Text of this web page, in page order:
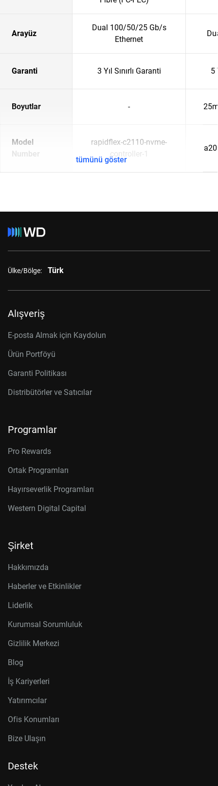
Arayüz
Dual 100/50/25 Gb/s
Ethernet
Garanti 3 Yıl Sınırlı Garanti 5
Boyutlar -
Model
Number
rapidflex-c2110-nvme-
controller-1
tümünü göster
Ülke/Bölge: Türk
Alışveriş
E-posta Almak için Kaydolun
Ürün Portföyü
Garanti Politikası
Distribütörler ve Satıcılar
Programlar
Pro Rewards
Ortak Programları
Hayırseverlik Programları
Western Digital Capital
Şirket
Hakkımızda
Haberler ve Etkinlikler
Liderlik
Kurumsal Sorumluluk
Gizlilik Merkezi
Blog
İş Kariyerleri
Yatırımcılar
Ofis Konumları
Bize Ulaşın
Destek